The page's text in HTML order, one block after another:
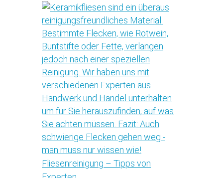
Fliesenreinigung – Tipps von